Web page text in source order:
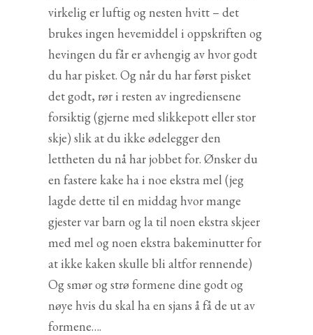
virkelig er luftig og nesten hvitt – det
brukes ingen hevemiddel i oppskriften og
hevingen du får er avhengig av hvor godt
du har pisket. Og når du har først pisket
det godt, rør i resten av ingrediensene
forsiktig (gjerne med slikkepott eller stor
skje) slik at du ikke ødelegger den
lettheten du nå har jobbet for. Ønsker du
en fastere kake ha i noe ekstra mel (jeg
lagde dette til en middag hvor mange
gjester var barn og la til noen ekstra skjeer
med mel og noen ekstra bakeminutter for
at ikke kaken skulle bli altfor rennende)
Og smør og strø formene dine godt og
nøye hvis du skal ha en sjans å få de ut av
formene….